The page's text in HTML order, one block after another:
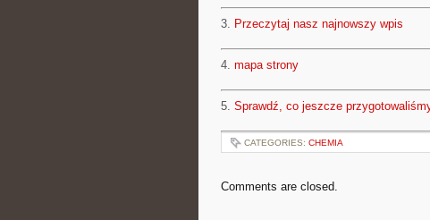
3. Przeczytaj nasz najnowszy wpis
4. mapa strony
5. Sprawdź, co jeszcze
CATEGORIES: CHEMIA
Comments are closed.